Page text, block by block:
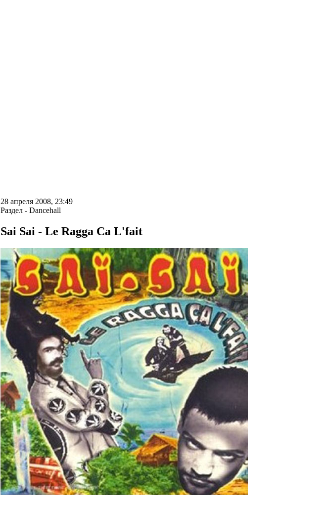
28 апреля 2008, 23:49
Раздел - Dancehall
Sai Sai - Le Ragga Ca L'fait